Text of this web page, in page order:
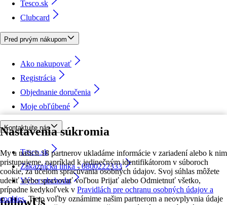
Nastavenia súkromia
My a našich 18 partnerov ukladáme informácie v zariadení alebo k nim
pristupujeme, napríklad k jedinečným identifikátorom v súboroch
cookie, za účelom spracúvania osobných údajov. Svoj súhlas môžete
udeliť alebo spravovať voľbou Prijať alebo Odmietnuť všetko,
prípadne kedykoľvek v Pravidlách pre ochranu osobných údajov a
cookies. Tieto voľby oznámime našim partnerom a neovplyvnia údaje
Tesco.sk
Clubcard
Pred prvým nákupom
Ako nakupovať
Registrácia
Objednanie doručenia
Moje obľúbené
Kontaktujte nás
Tesco.sk
Zákaznícka linka - 0800222333
Výber obchodu
followUs